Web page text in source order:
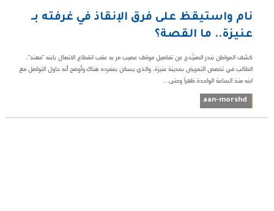
نام واستيقظ على فرق الإنقاذ في غرفته بـ
عنيزة.. ما القصة؟
كشف المواطن بندر الصنيَّدح عن تفاصيل موقف عصيب مر به عقب انقطاع الاتصال بابنه "مهند"،
الطالب في تخصص التمريض بمدينة عنيزة، والذي يسكن بمفرده هناك.وأوضح أنه حاول التواصل مع
ابنه منذ الساعة الواحدة ظهراً وحتى ...
aan-morshd